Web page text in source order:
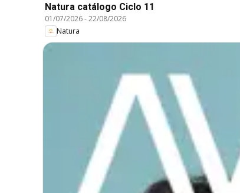
Natura catálogo Ciclo 11
01/07/2026-22/08/2026
Natura